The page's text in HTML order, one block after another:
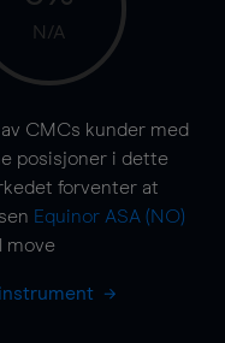
N/A
av CMCs kunder med
posisjoner i dette
forventer at
Equinor ASA (NO)
move